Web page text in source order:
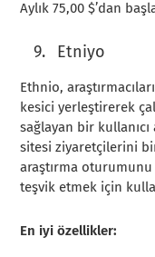
Aylık 75,00 $’dan
Etniyo
Ethnio,
kesici yerleştirerek
sağlayan bir kullanıcı
sitesi ziyaretçilerini
araştırma oturumunu
teşvik etmek için
En iyi özellikler: